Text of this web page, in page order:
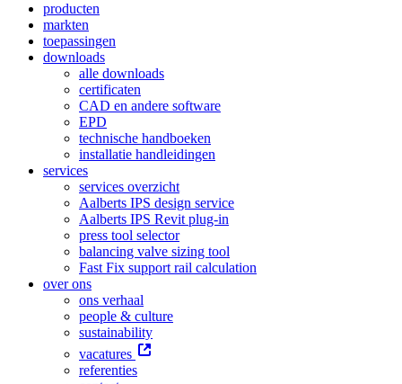
producten
markten
toepassingen
downloads
alle downloads
certificaten
CAD en andere software
EPD
technische handboeken
installatie handleidingen
services
services overzicht
Aalberts IPS design service
Aalberts IPS Revit plug-in
press tool selector
balancing valve sizing tool
Fast Fix support rail calculation
over ons
ons verhaal
people & culture
sustainability
vacatures
referenties